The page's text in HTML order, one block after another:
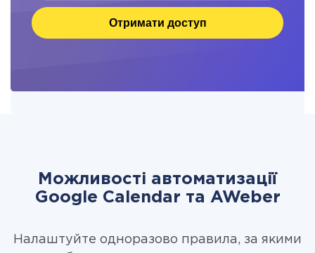
Отримати доступ
Можливості автоматизації
Google Calendar та AWeber
Налаштуйте одноразово правила, за якими